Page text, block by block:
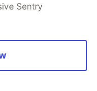
Sentry
partner